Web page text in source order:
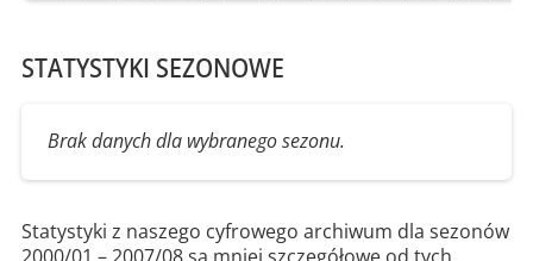
STATYSTYKI SEZONOWE
Brak danych dla wybranego sezonu.
Statystyki z naszego cyfrowego archiwum dla sezonów